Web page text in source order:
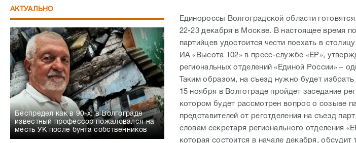
АКТУАЛЬНО
Беспредел как в 90-х: в Волгограде
известный профессор пожаловался на
месть УК после бунта собственников
Единороссы Волгоградской области
22-23 декабря в Москве. В настоящее время
партийцев удостоится чести поехать в
ИА «Высота 102» в пресс-службе «ЕР»,
региональных отделений «Единой России» –
Таким образом, на съезд нужно будет избрать
15 ноября в Волгограде пройдет заседание
котором будет рассмотрен вопрос о созыве
представителей от реготделения на съезд
словам секретаря регионального отделения
которая состоится в начале декабря,